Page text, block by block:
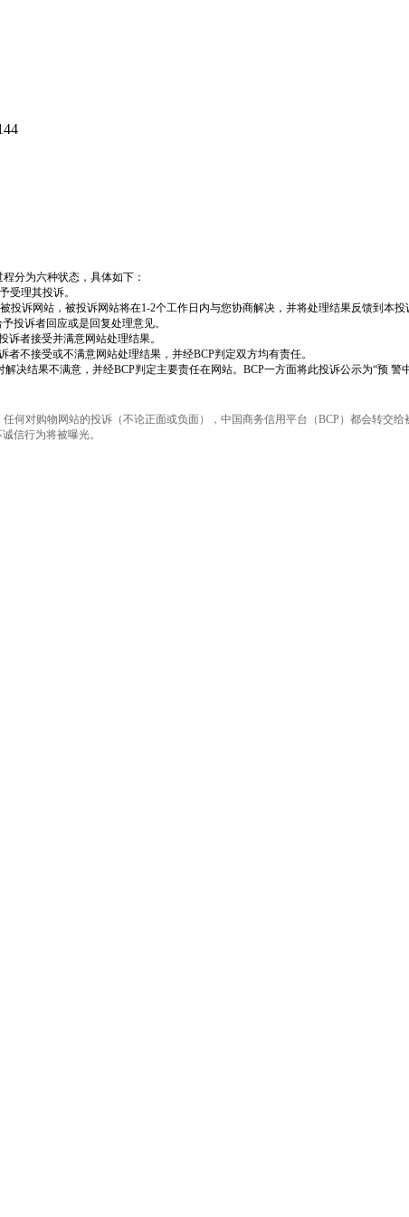
分为六种状态，具体如下：
受理其投诉。
诉网站，被投诉网站将在1-2个工作日内与您协商解决，并将处理结果反馈到本投
投诉者回应或是回复处理意见。
者接受并满意网站处理结果。
不接受或不满意网站处理结果，并经BCP判定双方均有责任。
决结果不满意，并经BCP判定主要责任在网站。BCP一方面将此投诉公示为“预
何对购物网站的投诉（不论正面或负面），中国商务信用平台（BCP）都会转交
信行为将被曝光。